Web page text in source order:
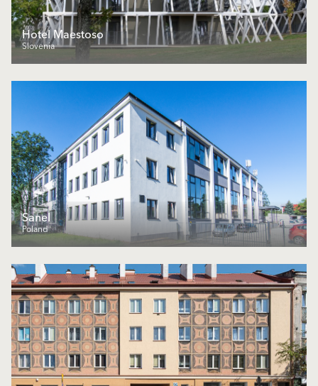
Hotel Maestoso
Slovenia
Sanel
Poland